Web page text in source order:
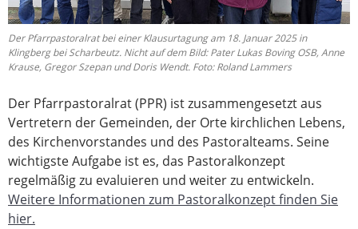
Der Pfarrpastoralrat bei einer Klausurtagung am 18. Januar 2025 in
Klingberg bei Scharbeutz. Nicht auf dem Bild: Pater Lukas Boving OSB, Anne
Krause, Gregor Szepan und Doris Wendt. Foto: Roland Lammers
Der Pfarrpastoralrat (PPR) ist zusammengesetzt aus
Vertretern der Gemeinden, der Orte kirchlichen Lebens,
des Kirchenvorstandes und des Pastoralteams. Seine
wichtigste Aufgabe ist es, das Pastoralkonzept
regelmäßig zu evaluieren und weiter zu entwickeln.
Weitere Informationen zum Pastoralkonzept finden Sie
hier.